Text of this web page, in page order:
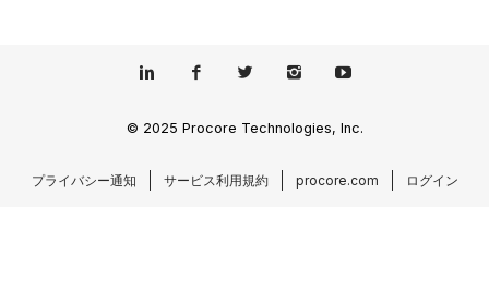
© 2025 Procore Technologies, Inc.
プライバシー通知 サービス利用規約 procore.com ログイン